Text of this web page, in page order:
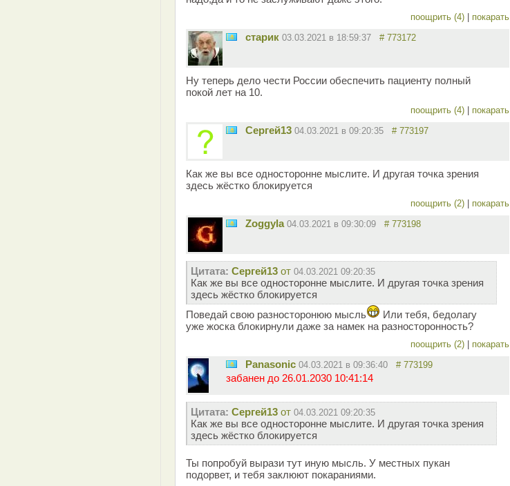
поощрить (4) | покарать
старик 03.03.2021 в 18:59:37 # 773172
Ну теперь дело чести России обеспечить пациенту полный
покой лет на 10.
поощрить (4) | покарать
Сергей13 04.03.2021 в 09:20:35 # 773197
Как же вы все односторонне мыслите. И другая точка зрения
здесь жёстко блокируется
поощрить (2) | покарать
Zoggyla 04.03.2021 в 09:30:09 # 773198
Цитата: Сергей13 от 04.03.2021 09:20:35
Как же вы все односторонне мыслите. И другая точка зрения
здесь жёстко блокируется
Поведай свою разносторонюю мысль
Или тебя, бедолагу
уже жоска блокирнули даже за намек на разносторонность?
поощрить (2) | покарать
Panasonic 04.03.2021 в 09:36:40 # 773199
забанен до 26.01.2030 10:41:14
Цитата: Сергей13 от 04.03.2021 09:20:35
Как же вы все односторонне мыслите. И другая точка зрения
здесь жёстко блокируется
Ты попробуй вырази тут иную мысль. У местных пукан
подорвет, и тебя заклюют покараниями.